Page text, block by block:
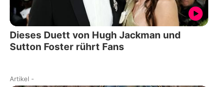
Dieses Duett von Hugh Jackman und
Sutton Foster rührt Fans
Artikel -